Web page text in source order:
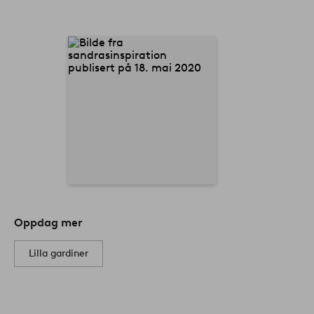
Oppdag mer
Lilla gardiner